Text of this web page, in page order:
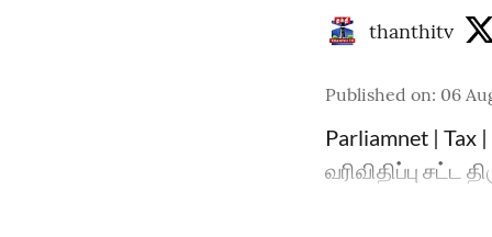
thanthitv
Published on: 06
Parliamnet | Tax
வரிவிதிப்பு